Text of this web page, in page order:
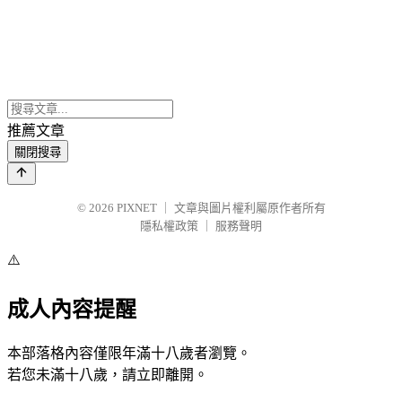
推薦文章
關閉搜尋
© 2026 PIXNET
文章與圖片權利屬原作者所有
隱私權政策
服務聲明
⚠️
成人內容提醒
本部落格內容僅限年滿十八歲者瀏覽。
若您未滿十八歲，請立即離開。